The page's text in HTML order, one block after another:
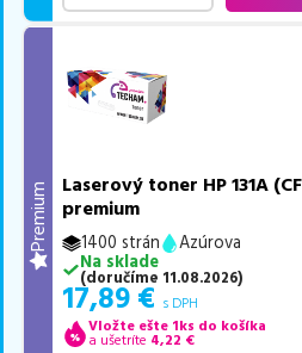
Premium
Laserový toner HP 131A
premium
1400 strán
Azúrova
Na sklade
(doručíme 11.08.2026)
17,89 € s DPH
Vložte ešte 1ks do košíka
a ušetríte 4,22 €